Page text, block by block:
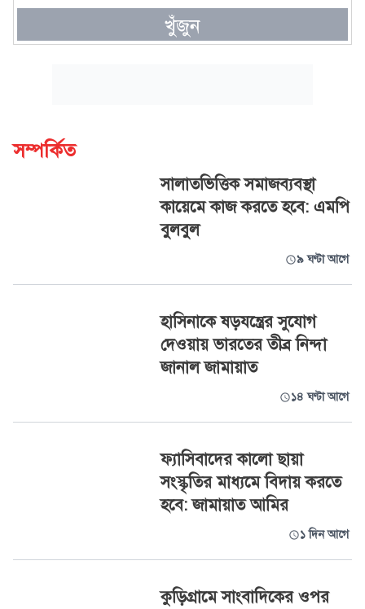
খুঁজুন
সম্পর্কিত
সালাতভিত্তিক সমাজব্যবস্থা
কায়েমে কাজ করতে হবে: এমপি
বুলবুল
৯ ঘণ্টা আগে
হাসিনাকে ষড়যন্ত্রের সুযোগ
দেওয়ায় ভারতের তীব্র নিন্দা
জানাল জামায়াত
১৪ ঘণ্টা আগে
ফ্যাসিবাদের কালো ছায়া
সংস্কৃতির মাধ্যমে বিদায় করতে
হবে: জামায়াত আমির
১ দিন আগে
কুড়িগ্রামে সাংবাদিকের ওপর